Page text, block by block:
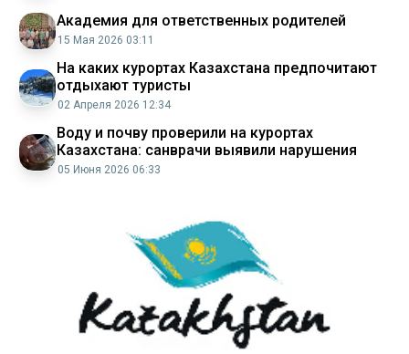
Академия для ответственных родителей
15 Мая 2026 03:11
На каких курортах Казахстана предпочитают
отдыхают туристы
02 Апреля 2026 12:34
Воду и почву проверили на курортах
Казахстана: санврачи выявили нарушения
05 Июня 2026 06:33